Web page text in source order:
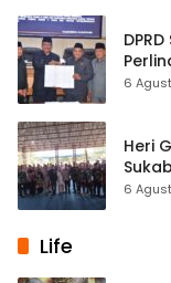
6
Heri
6
Life